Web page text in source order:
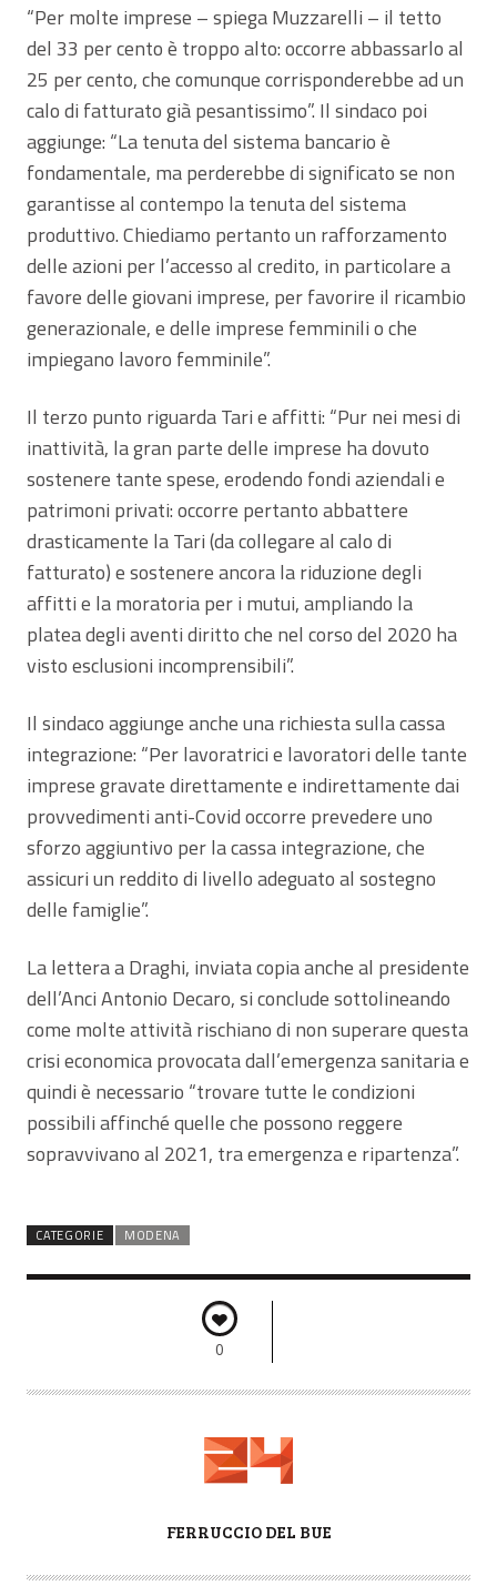
“Per molte imprese – spiega Muzzarelli – il tetto
del 33 per cento è troppo alto: occorre abbassarlo al
25 per cento, che comunque corrisponderebbe ad un
calo di fatturato già pesantissimo”. Il sindaco poi
aggiunge: “La tenuta del sistema bancario è
fondamentale, ma perderebbe di significato se non
garantisse al contempo la tenuta del sistema
produttivo. Chiediamo pertanto un rafforzamento
delle azioni per l’accesso al credito, in particolare a
favore delle giovani imprese, per favorire il ricambio
generazionale, e delle imprese femminili o che
impiegano lavoro femminile”.
Il terzo punto riguarda Tari e affitti: “Pur nei mesi di
inattività, la gran parte delle imprese ha dovuto
sostenere tante spese, erodendo fondi aziendali e
patrimoni privati: occorre pertanto abbattere
drasticamente la Tari (da collegare al calo di
fatturato) e sostenere ancora la riduzione degli
affitti e la moratoria per i mutui, ampliando la
platea degli aventi diritto che nel corso del 2020 ha
visto esclusioni incomprensibili”.
Il sindaco aggiunge anche una richiesta sulla cassa
integrazione: “Per lavoratrici e lavoratori delle tante
imprese gravate direttamente e indirettamente dai
provvedimenti anti-Covid occorre prevedere uno
sforzo aggiuntivo per la cassa integrazione, che
assicuri un reddito di livello adeguato al sostegno
delle famiglie”.
La lettera a Draghi, inviata copia anche al presidente
dell’Anci Antonio Decaro, si conclude sottolineando
come molte attività rischiano di non superare questa
crisi economica provocata dall’emergenza sanitaria e
quindi è necessario “trovare tutte le condizioni
possibili affinché quelle che possono reggere
sopravvivano al 2021, tra emergenza e ripartenza”.
CATEGORIE MODENA
0
FERRUCCIO DEL BUE